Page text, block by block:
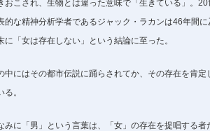
おこされ、生物とは違った意味で「生きている」。
的な精神分析学者であるジャック・ラカンは46年間
に「女は存在しない」という結論に至った。
中にはその都市伝説に踊らされてか、その存在を肯定
る。
みに「男」という言葉は、「女」の存在を提唱する者